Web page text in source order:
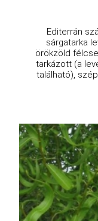
Editerrán
sárgatarka
örökzöld
tarkázott (a
található),